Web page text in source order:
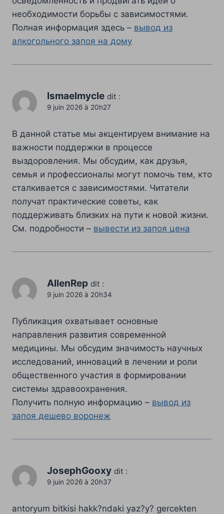
необходимости борьбы с зависимостями.
Полная информация здесь – вывод из
алкогольного запоя на дому
Ismaelmycle dit :
9 juin 2026 à 20h27
В данной статье мы акцентируем внимание на
важности поддержки в процессе
выздоровления. Мы обсудим, как друзья,
семья и профессионалы могут помочь тем, кто
сталкивается с зависимостями. Читатели
получат практические советы, как
поддерживать близких на пути к новой жизни.
См. подробности – вывести из запоя цена
AllenRep dit :
9 juin 2026 à 20h34
Публикация охватывает основные
направления развития современной
медицины. Мы обсудим значимость научных
исследований, инноваций в лечении и роли
общественного участия в формировании
системы здравоохранения.
Получить полную информацию – вывод из
запоя дешево воронеж
JosephGooxy dit :
9 juin 2026 à 20h37
antoryum bitkisi hakk?ndaki yaz?y? gercekten